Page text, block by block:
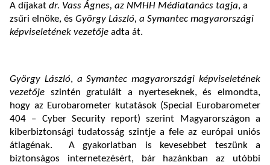
A díjakat dr. Vass Ágnes, az NMHH Médiatanács tagja, a
zsűri elnöke, és György László, a Symantec magyarországi
képviseletének vezetője adta át.
György László, a Symantec magyarországi képviseletének
vezetője szintén gratulált a nyerteseknek, és elmondta,
hogy az Eurobarometer kutatások (Special Eurobarometer
404 – Cyber Security report) szerint Magyarországon a
kiberbiztonsági tudatosság szintje a fele az európai uniós
átlagénak. A gyakorlatban is kevesebbet teszünk a
biztonságos internetezésért, bár hazánkban az utóbbi